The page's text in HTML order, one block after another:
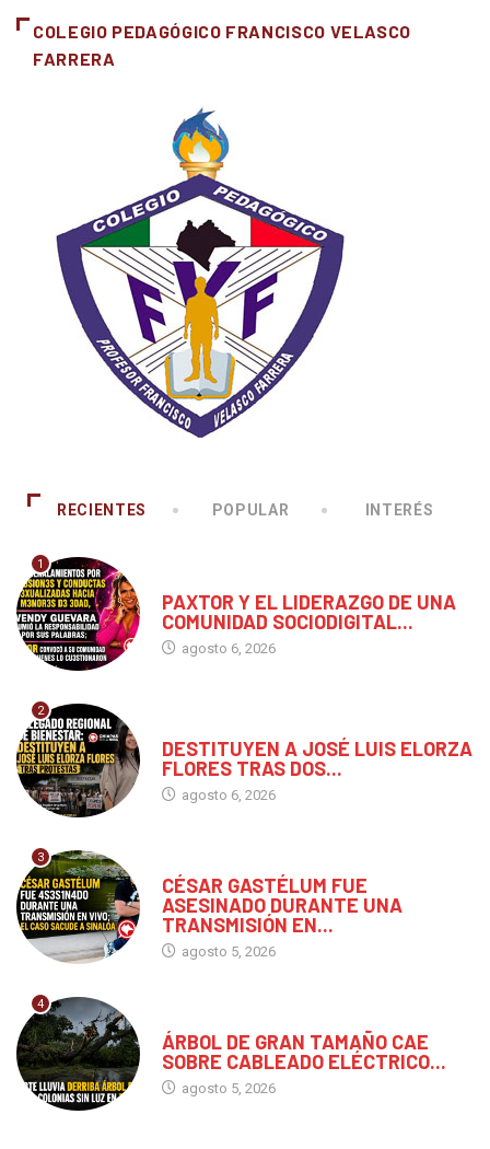
COLEGIO PEDAGÓGICO FRANCISCO VELASCO
FARRERA
RECIENTES POPULAR INTERÉS
1
PAXTOR Y EL LIDERAZGO DE UNA
COMUNIDAD SOCIODIGITAL...
agosto 6, 2026
2
DESTITUYEN A JOSÉ LUIS ELORZA
FLORES TRAS DOS...
agosto 6, 2026
3
CÉSAR GASTÉLUM FUE
ASESINADO DURANTE UNA
TRANSMISIÓN EN...
agosto 5, 2026
4
ÁRBOL DE GRAN TAMAÑO CAE
SOBRE CABLEADO ELÉCTRICO...
agosto 5, 2026